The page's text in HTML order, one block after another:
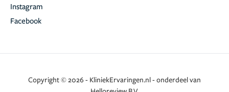
Facebook
Instagram
Copyright © 2026 - KliniekErvaringen.nl - onderdeel van